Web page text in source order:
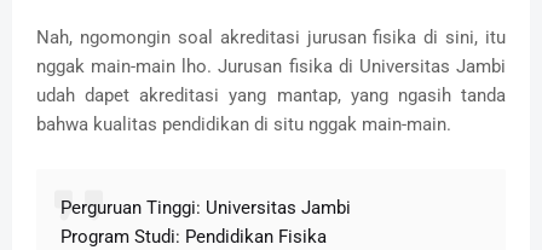
Nah, ngomongin soal akreditasi jurusan fisika di sini, itu
nggak main-main lho. Jurusan fisika di Universitas Jambi
udah dapet akreditasi yang mantap, yang ngasih tanda
bahwa kualitas pendidikan di situ nggak main-main.
Perguruan Tinggi: Universitas Jambi
Program Studi: Pendidikan Fisika